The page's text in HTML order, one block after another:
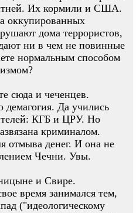
Их кормили и США.
оккупированных
дома террористов,
ни в чем не повинные
нормальным способом
сюда и чеченцев.
демагогия. Да учились
КГБ и ЦРУ. Но
криминалом.
отмыва денег. И она не
Чечни. Увы.
и Свире.
время занимался тем,
("идеологическому